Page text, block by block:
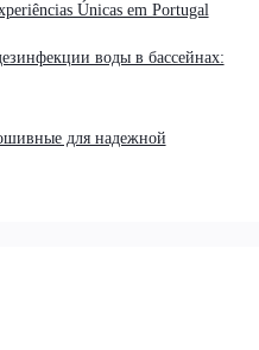
Únicas em Portugal
воды в бассейнах:
для надежной